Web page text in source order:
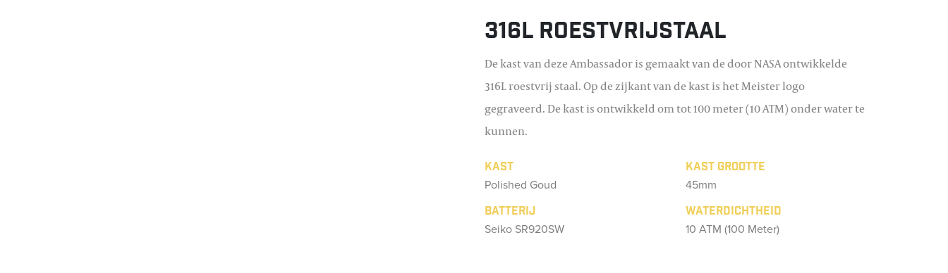
316L roestvrijstaal
De kast van deze Ambassador is gemaakt van de door NASA ontwikkelde
316L roestvrij staal. Op de zijkant van de kast is het Meister logo
gegraveerd. De kast is ontwikkeld om tot 100 meter (10 ATM) onder water te
kunnen.
Kast Kast grootte
Polished Goud 45mm
Batterij Waterdichtheid
Seiko SR920SW 10 ATM (100 Meter)